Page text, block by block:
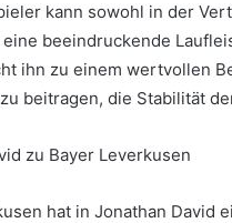
kann sowohl in der
beeindruckende
ihn zu einem wertvollen
beitragen, die Stabilität
zu Bayer Leverkusen
hat in Jonathan